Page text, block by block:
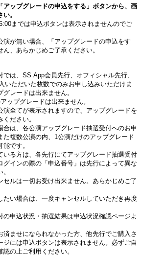
ップグレードの申込をする」ボタンから、画
。
までは申込ボタンは表示されませんのでご
が無い場合、「アップグレードの申込をす
、あらかじめご了承ください。
は、 SS App会員先行、オフィシャル先行、
いただいた枚数でのみお申し込みいただけま
レードは出来ません。
ップグレードは出来ません。
全てが表示されますので、アップグレードを
ださい。
は、各公演アップグレード抽選受付へのお申
複数公演の内、 1公演だけのアップグレード
です。
る方は、各先行にてアップグレード抽選受付
グインの際の「申込番号」は先行によって異な
ルは一切お受け出来ません。あらかじめご了
い場合は、一度キャンセルしていただき再度
申込状況・抽選結果は申込状況確認ページよ
ませになられなかった方、他先行でご購入さ
ジには申込ボタンは表示されません。必ずご自
の上ご利用ください。